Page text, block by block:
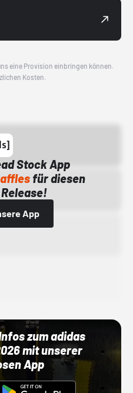
eine Provision einbringen können.
Kosten.
Stock App
für diesen
App
zum adidas
mit unserer
App